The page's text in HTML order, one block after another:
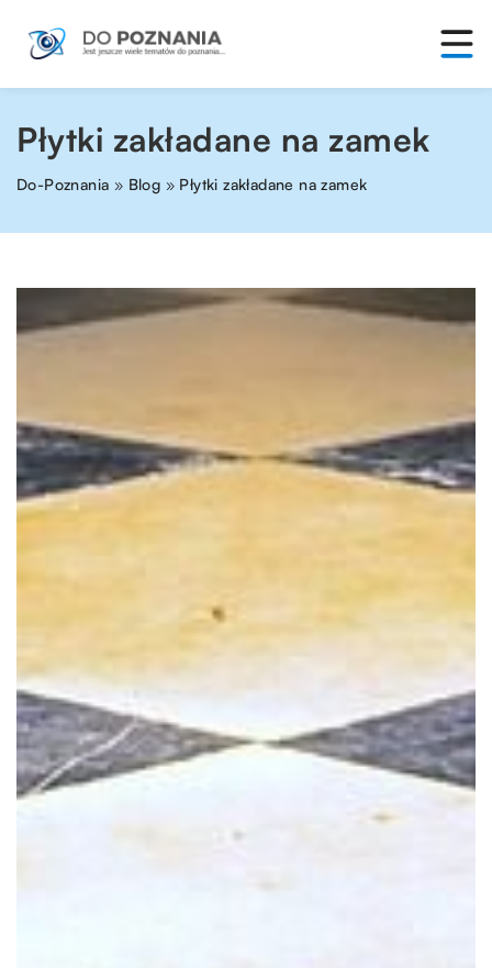
Płytki zakładane na zamek
Do-Poznania » Blog » Płytki zakładane na zamek